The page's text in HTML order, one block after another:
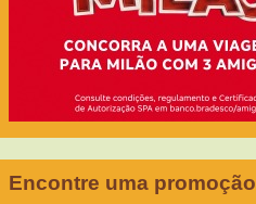
Encontre uma promoção